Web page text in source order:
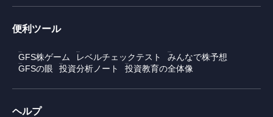
便利ツール
GFS株ゲーム レベルチェックテスト
みんなで株予想
GFSの眼
投資分析ノート 投資教育の全体像
ヘルプ